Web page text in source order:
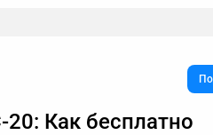
раз за день, что вам не
20: Как бесплатно